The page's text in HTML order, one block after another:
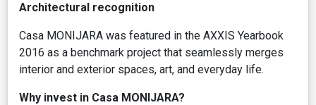
Architectural recognition
Casa MONIJARA was featured in the AXXIS Yearbook
2016 as a benchmark project that seamlessly merges
interior and exterior spaces, art, and everyday life.
Why invest in Casa MONIJARA?